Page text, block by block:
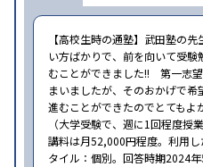
【高校生時の通塾】武田塾の先
い方ばかりで、前を向いて受験
むことができました!! 第一志
まいましたが、そのおかげで希
進むことができたのでとてもよ
（大学受験で、週に1回程度授
講料は月52,000円程度。利用し
タイル：個別。回答時期2024年